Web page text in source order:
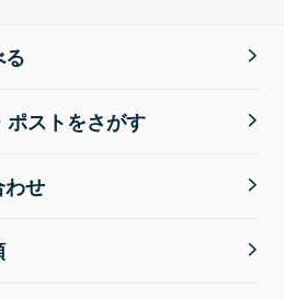
ストをさがす
せ